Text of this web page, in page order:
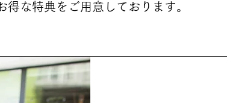
得な特典をご用意しております。